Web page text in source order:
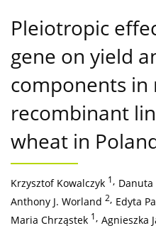
Pleiotropic
gene on yield
components in
recombinant
wheat in
Krzysztof Kowalczyk 1, Danuta
Anthony J. Worland 2, Edyta
Maria Chrząstek 1, Agnieszka